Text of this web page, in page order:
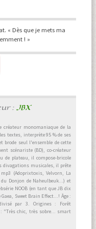
« Dès que je mets ma
! »
:JBX
monomaniaque de la
textes, interprète 95 % de ses
brode seul l'ensemble de cette
scénariste (BD), co-créateur
de plateau, il compose-bricole
divagations musicales, il prête
(Adoprixtoxis, Velvorn, La
Donjon de Naheulbeuk...) et
NOOB (en tant que JB dix
Sweet Brain Effect...! Âge :
par 3. Origines : Forêt
"Très chic, très sobre... smart